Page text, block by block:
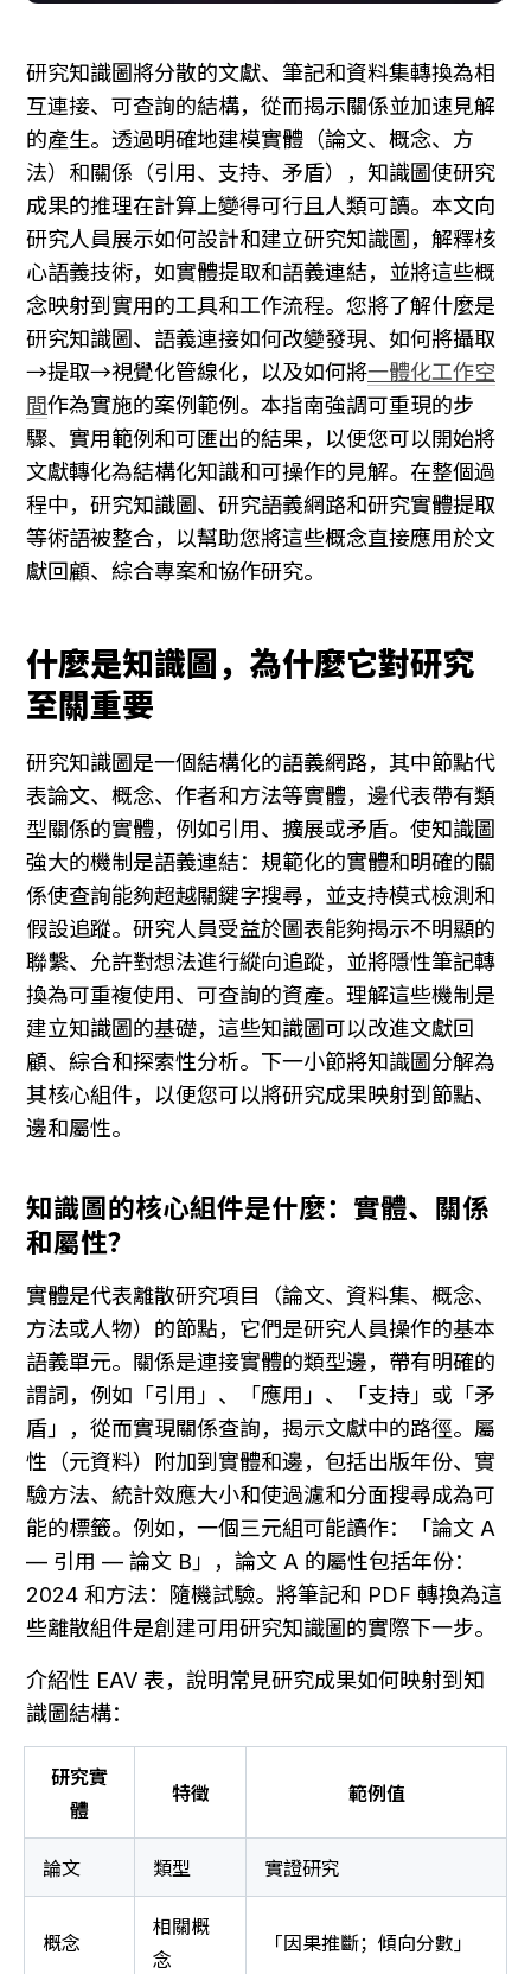
研究知識圖將分散的文獻、筆記和資料集轉換為相
互連接、可查詢的結構，從而揭示關係並加速見解
的產生。透過明確地建模實體（論文、概念、方
法）和關係（引用、支持、矛盾），知識圖使研究
成果的推理在計算上變得可行且人類可讀。本文向
研究人員展示如何設計和建立研究知識圖，解釋核
心語義技術，如實體提取和語義連結，並將這些概
念映射到實用的工具和工作流程。您將了解什麼是
研究知識圖、語義連接如何改變發現、如何將攝取
→提取→視覺化管線化，以及如何將一體化工作空
間作為實施的案例範例。本指南強調可重現的步
驟、實用範例和可匯出的結果，以便您可以開始將
文獻轉化為結構化知識和可操作的見解。在整個過
程中，研究知識圖、研究語義網路和研究實體提取
等術語被整合，以幫助您將這些概念直接應用於文
獻回顧、綜合專案和協作研究。
什麼是知識圖，為什麼它對研究
至關重要
研究知識圖是一個結構化的語義網路，其中節點代
表論文、概念、作者和方法等實體，邊代表帶有類
型關係的實體，例如引用、擴展或矛盾。使知識圖
強大的機制是語義連結：規範化的實體和明確的關
係使查詢能夠超越關鍵字搜尋，並支持模式檢測和
假設追蹤。研究人員受益於圖表能夠揭示不明顯的
聯繫、允許對想法進行縱向追蹤，並將隱性筆記轉
換為可重複使用、可查詢的資產。理解這些機制是
建立知識圖的基礎，這些知識圖可以改進文獻回
顧、綜合和探索性分析。下一小節將知識圖分解為
其核心組件，以便您可以將研究成果映射到節點、
邊和屬性。
知識圖的核心組件是什麼：實體、關係
和屬性？
實體是代表離散研究項目（論文、資料集、概念、
方法或人物）的節點，它們是研究人員操作的基本
語義單元。關係是連接實體的類型邊，帶有明確的
謂詞，例如「引用」、「應用」、「支持」或「矛
盾」，從而實現關係查詢，揭示文獻中的路徑。屬
性（元資料）附加到實體和邊，包括出版年份、實
驗方法、統計效應大小和使過濾和分面搜尋成為可
能的標籤。例如，一個三元組可能讀作：「論文 A
— 引用 — 論文 B」，論文 A 的屬性包括年份：
2024 和方法：隨機試驗。將筆記和 PDF 轉換為這
些離散組件是創建可用研究知識圖的實際下一步。
介紹性 EAV 表，說明常見研究成果如何映射到知
識圖結構：
研究實
體
特徵 範例值
論文 類型 實證研究
概念
相關概
念
「因果推斷；傾向分數」